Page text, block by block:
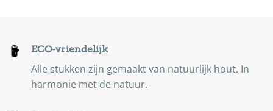
ECO-vriendelijk
Alle stukken zijn gemaakt van natuurlijk hout. In
harmonie met de natuur.